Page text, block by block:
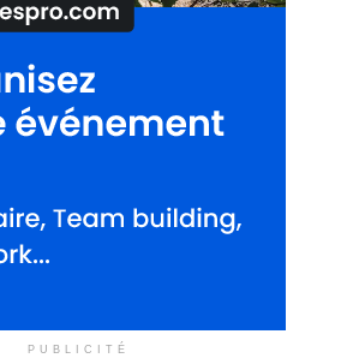
PUBLICITÉ